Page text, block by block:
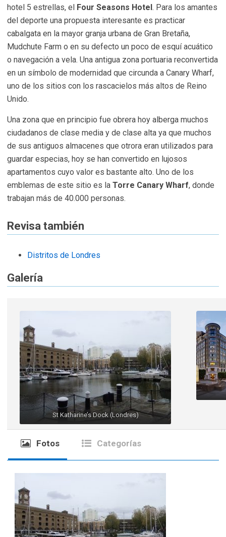
hotel 5 estrellas, el
Four Seasons Hotel . Para los amantes
del deporte una propuesta interesante es practicar
cabalgata en la mayor granja urbana de Gran Bretaña,
Mudchute Farm o en su defecto un poco de esquí acuático
o navegación a vela. Una antigua zona portuaria reconvertida
en un símbolo de modernidad que circunda a Canary Wharf,
uno de los sitios con los rascacielos más altos de Reino
Unido.
Una zona que en principio fue obrera hoy alberga muchos
ciudadanos de clase media y de clase alta ya que muchos
de sus antiguos almacenes que otrora eran utilizados para
guardar especias, hoy se han convertido en lujosos
apartamentos cuyo valor es bastante alto. Uno de los
emblemas de este sitio es la Torre Canary Wharf, donde
trabajan más de 40.000 personas.
Revisa también
Distritos de Londres
Galería
St Katharine’s Dock (Londres)
Fotos Categorías